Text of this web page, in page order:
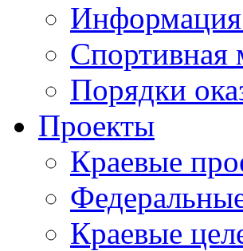
Информация
Спортивная
Порядки
Проекты
Краевые
Краевые